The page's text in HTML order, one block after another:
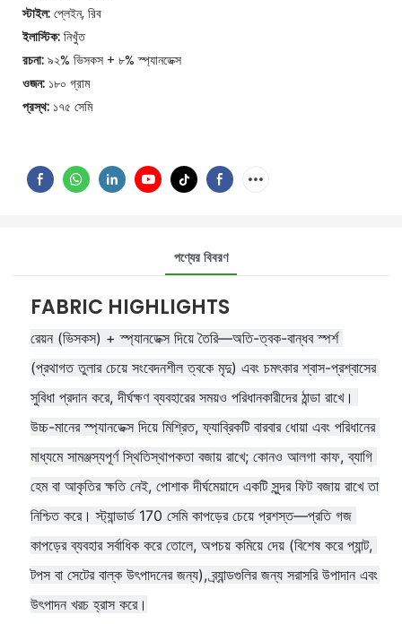
স্টাইল: প্লেইন, রিব
ইলাস্টিক: নিখুঁত
রচনা: ৯২% ভিসকস + ৮% স্প্যানডেক্স
ওজন: ১৮০ গ্রাম
প্রস্থ: ১৭৫ সেমি
পণ্যের বিবরণ
FABRIC HIGHLIGHTS
রেয়ন (ভিসকস) + স্প্যানডেক্স দিয়ে তৈরি—অতি-ত্বক-বান্ধব স্পর্শ
(প্রথাগত তুলার চেয়ে সংবেদনশীল ত্বকে মৃদু) এবং চমৎকার শ্বাস-প্রশ্বাসের
সুবিধা প্রদান করে, দীর্ঘক্ষণ ব্যবহারের সময়ও পরিধানকারীদের ঠান্ডা রাখে।
উচ্চ-মানের স্প্যানডেক্স দিয়ে মিশ্রিত, ফ্যাব্রিকটি বারবার ধোয়া এবং পরিধানের
মাধ্যমে সামঞ্জস্যপূর্ণ স্থিতিস্থাপকতা বজায় রাখে; কোনও আলগা কাফ, ব্যাগি
হেম বা আকৃতির ক্ষতি নেই, পোশাক দীর্ঘমেয়াদে একটি সুন্দর ফিট বজায় রাখে তা
নিশ্চিত করে। স্ট্যান্ডার্ড 170 সেমি কাপড়ের চেয়ে প্রশস্ত—প্রতি গজ
কাপড়ের ব্যবহার সর্বাধিক করে তোলে, অপচয় কমিয়ে দেয় (বিশেষ করে প্যান্ট,
টপস বা সেটের বাল্ক উৎপাদনের জন্য), ব্র্যান্ডগুলির জন্য সরাসরি উপাদান এবং
উৎপাদন খরচ হ্রাস করে।